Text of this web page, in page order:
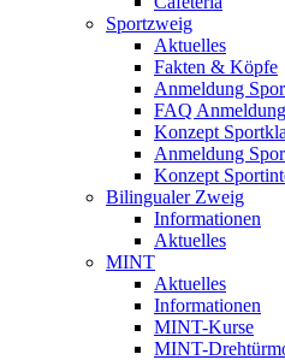
Sportzweig
Aktuelles
Fakten & Köpfe
Anmeldung
FAQ Anmeldung
Konzept
Anmeldung
Konzept
Bilingualer Zweig
Informationen
Aktuelles
MINT
Aktuelles
Informationen
MINT-Kurse
MINT-